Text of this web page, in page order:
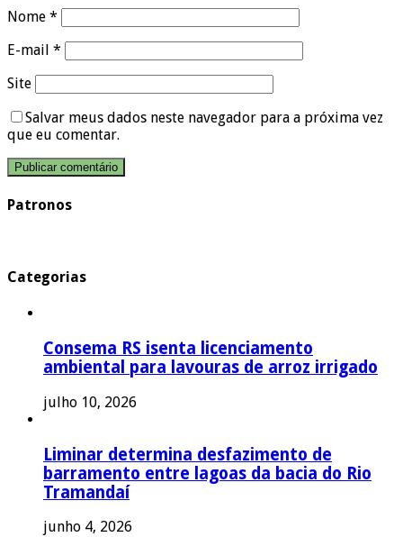
Nome *
E-mail *
Site
Salvar meus dados neste navegador para a próxima vez
que eu comentar.
Patronos
Categorias
Consema RS isenta licenciamento
ambiental para lavouras de arroz irrigado
julho 10, 2026
Liminar determina desfazimento de
barramento entre lagoas da bacia do Rio
Tramandaí
junho 4, 2026